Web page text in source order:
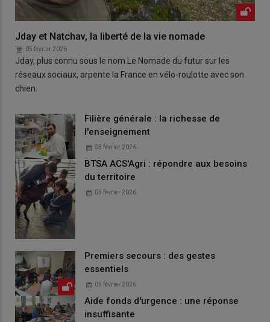
Jday et Natchav, la liberté de la vie nomade
05 février 2026
Jday, plus connu sous le nom Le Nomade du futur sur les
réseaux sociaux, arpente la France en vélo-roulotte avec son
chien.
Filière générale : la richesse de
l'enseignement
05 février 2026
BTSA ACS'Agri : répondre aux besoins
du territoire
05 février 2026
Premiers secours : des gestes
essentiels
05 février 2026
Aide fonds d'urgence : une réponse
insuffisante